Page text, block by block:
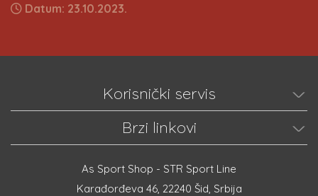
Datum: 23.10.2023.
Korisnički servis
Brzi linkovi
As Sport Shop - STR Sport Line
Karađorđeva 46, 22240 Šid, Srbija